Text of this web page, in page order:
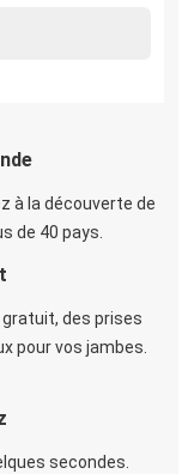
à la découverte de
de 40 pays.
des prises
pour vos jambes.
secondes.